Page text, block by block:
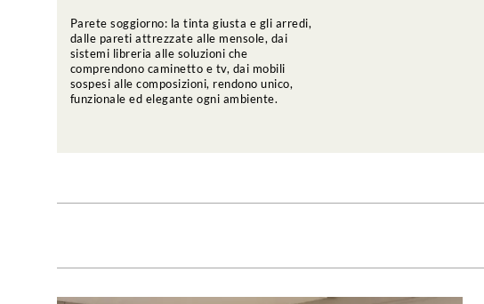
Parete soggiorno: la tinta giusta e gli arredi,
dalle pareti attrezzate alle mensole, dai
sistemi libreria alle soluzioni che
comprendono caminetto e tv, dai mobili
sospesi alle composizioni, rendono unico,
funzionale ed elegante ogni ambiente.